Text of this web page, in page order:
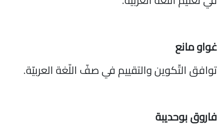
غواو مانع
توافق التّكوين والتقييم في صفّ اللّغة العربيّة.
فاروق بوحديبة